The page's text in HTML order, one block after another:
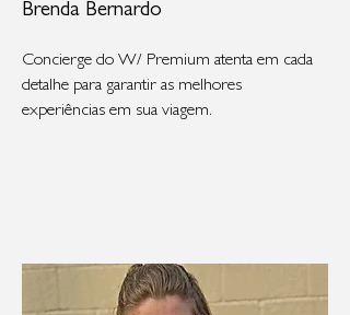
Brenda Bernardo
Concierge do W/ Premium atenta em cada
detalhe para garantir as melhores
experiências em sua viagem.